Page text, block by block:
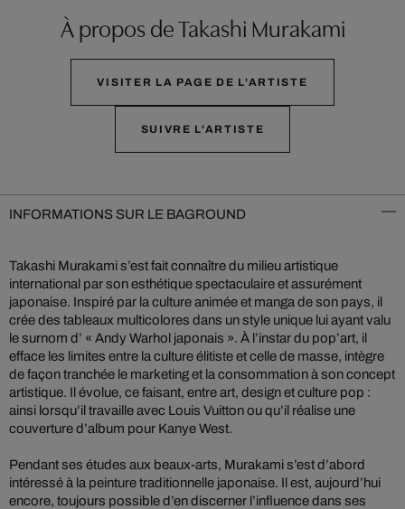
À propos de Takashi Murakami
VISITER LA PAGE DE L'ARTISTE
SUIVRE L'ARTISTE
INFORMATIONS SUR LE BAGROUND
Takashi Murakami s’est fait connaître du milieu artistique
international par son esthétique spectaculaire et assurément
japonaise. Inspiré par la culture animée et manga de son pays, il
crée des tableaux multicolores dans un style unique lui ayant valu
le surnom d’ « Andy Warhol japonais ». À l’instar du pop’art, il
efface les limites entre la culture élitiste et celle de masse, intègre
de façon tranchée le marketing et la consommation à son concept
artistique. Il évolue, ce faisant, entre art, design et culture pop :
ainsi lorsqu’il travaille avec Louis Vuitton ou qu’il réalise une
couverture d’album pour Kanye West.
Pendant ses études aux beaux-arts, Murakami s’est d’abord
intéressé à la peinture traditionnelle japonaise. Il est, aujourd’hui
encore, toujours possible d’en discerner l’influence dans ses